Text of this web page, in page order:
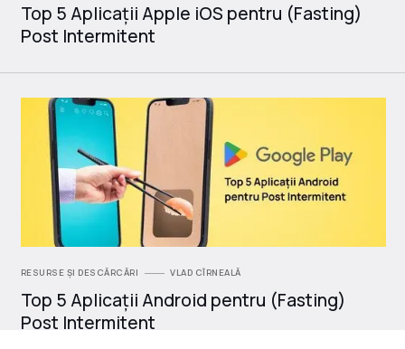
Top 5 Aplicații Apple iOS pentru (Fasting)
Post Intermitent
RESURSE ȘI DESCĂRCĂRI VLAD CÎRNEALĂ
Top 5 Aplicații Android pentru (Fasting)
Post Intermitent